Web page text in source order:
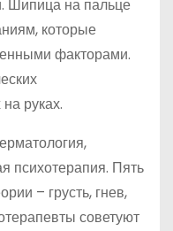
Шипица на пальце
которые
факторами.
руках.
психотерапия. Пять
– грусть, гнев,
советуют